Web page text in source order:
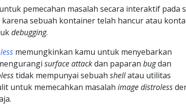
pemecahan masalah secara interaktif pada
sebuah kontainer telah hancur atau
debugging.
memungkinkan kamu untuk menyebarkan
surface attackdan paparan bugdan
tidak mempunyai sebuah shellatau utilitas
untuk memecahkan masalah image distroless